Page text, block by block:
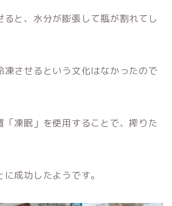
と、水分が膨張して瓶が割れてし
凍させるという文化はなかったので
「凍眠」を使用することで、搾りた
成功したようです。